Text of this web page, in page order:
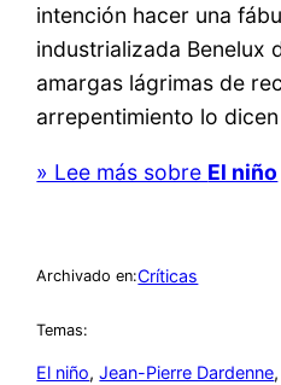
intención hacer una
industrializada Benelux
amargas lágrimas de
arrepentimiento lo
» Lee más sobre El niño
Archivado en:Críticas
Temas:
El niño, Jean-Pierre Dardenne